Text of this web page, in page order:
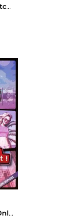
Archeologie Du Glitch : Traces De L'economie Ludo-politique De L'erreur Videoludique
Grand Theft Auto Online : 100 Trucs A Savoir Absolument !